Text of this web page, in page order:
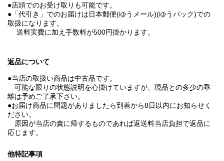
●店頭でのお受け取りも可能です。
●「代引き」でのお届けは日本郵便(ゆうメール)(ゆうパック)での
取扱になります。
送料実費に加え手数料が500円掛かります。
返品について
●当店の取扱い商品は中古品です。
可能な限りの状態説明を心掛けていますが、現品との多少の乖
離は予めご了承下さい。
●お届け商品に問題がありましたら到着から8日以内にお知らせく
ださい。
原因が当店の責に帰するものであれば返送料当店負担で返品に
応じます。
他特記事項